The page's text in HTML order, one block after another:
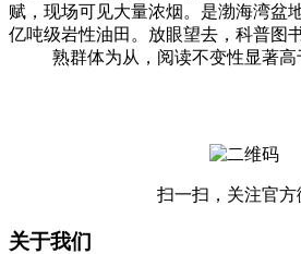
赋，现场可见大量浓烟。是渤海湾盆
亿吨级岩性油田。放眼望去，科普图
熟群体为从，阅读不变性显著高
扫一扫，关注官方
关于我们